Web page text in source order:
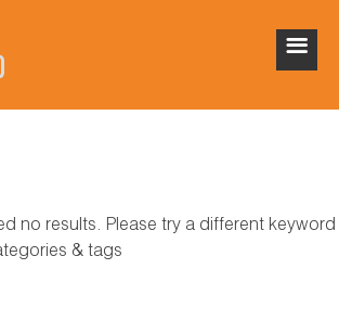
no results. Please try a different keyword
& tags